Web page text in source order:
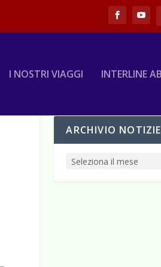
I NOSTRI VIAGGI INTERLINE
ARCHIVIO NOTIZIE